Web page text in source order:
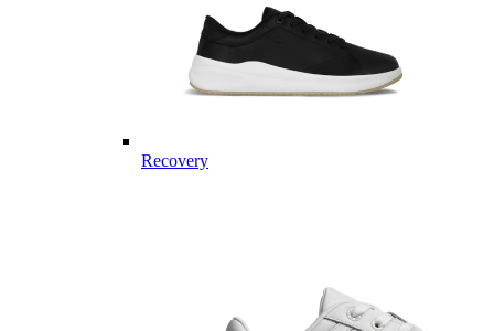
Recovery